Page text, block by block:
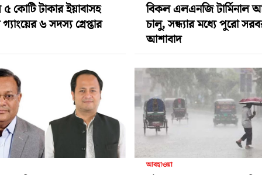
৫ কোটি টাকার ইয়াবাসহ
৬ সদস্য গ্রেপ্তার
বিকল এলএনজি টার্মিনাল
চালু, সন্ধ্যার মধ্যে পুরো
আশাবাদ
আবহাওয়া